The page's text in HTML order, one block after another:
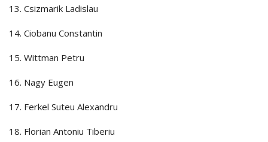
13. Csizmarik Ladislau
14. Ciobanu Constantin
15. Wittman Petru
16. Nagy Eugen
17. Ferkel Suteu Alexandru
18. Florian Antoniu Tiberiu